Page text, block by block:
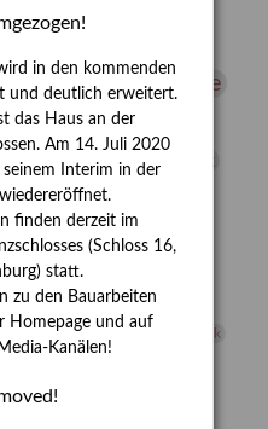
Enteignung
estrusker Exlibris
Florenz Fotografie
heute
Preis
Gerhard Kurt Müller
Mythologie
Kirchhoff Heldinnen
Jahresempfang
Jubiläum
Korkmodelle Kunst
Künstlerin Lehmbruck
Museumsnacht
in den kommenden
und deutlich erweitert.
das Haus an der
Am 14. Juli 2020
Interim in der
wiedereröffnet.
finden derzeit im
(Schloss 16,
statt.
zu den Bauarbeiten
Homepage und auf
Kanälen!